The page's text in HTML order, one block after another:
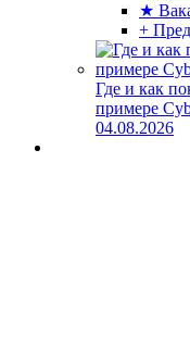
★
+
Где и как
примере
04.08.2026